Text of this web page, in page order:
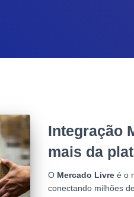
Integração
mais da
O Mercado Livre é o
conectando milhões